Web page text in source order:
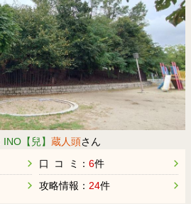
INO【兒】 蔵人頭さん
口 コ ミ： 6件
攻略情報： 24件